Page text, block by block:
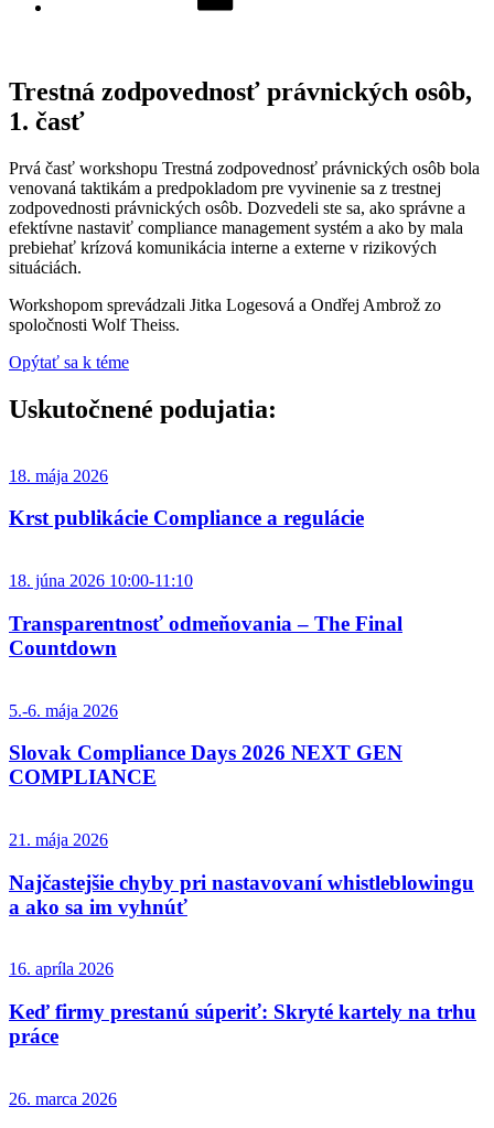
Trestná zodpovednosť právnických osôb,
1. časť
Prvá časť workshopu Trestná zodpovednosť právnických osôb bola
venovaná taktikám a predpokladom pre vyvinenie sa z trestnej
zodpovednosti právnických osôb. Dozvedeli ste sa, ako správne a
efektívne nastaviť compliance management systém a ako by mala
prebiehať krízová komunikácia interne a externe v rizikových
situáciách.
Workshopom sprevádzali Jitka Logesová a Ondřej Ambrož zo
spoločnosti Wolf Theiss.
Opýtať sa k téme
Uskutočnené podujatia:​
18. mája 2026
Krst publikácie Compliance a regulácie
18. júna 2026 10:00-11:10
Transparentnosť odmeňovania – The Final
Countdown
5.-6. mája 2026
Slovak Compliance Days 2026 NEXT GEN
COMPLIANCE
21. mája 2026
Najčastejšie chyby pri nastavovaní whistleblowingu
a ako sa im vyhnúť
16. apríla 2026
Keď firmy prestanú súperiť: Skryté kartely na trhu
práce
26. marca 2026